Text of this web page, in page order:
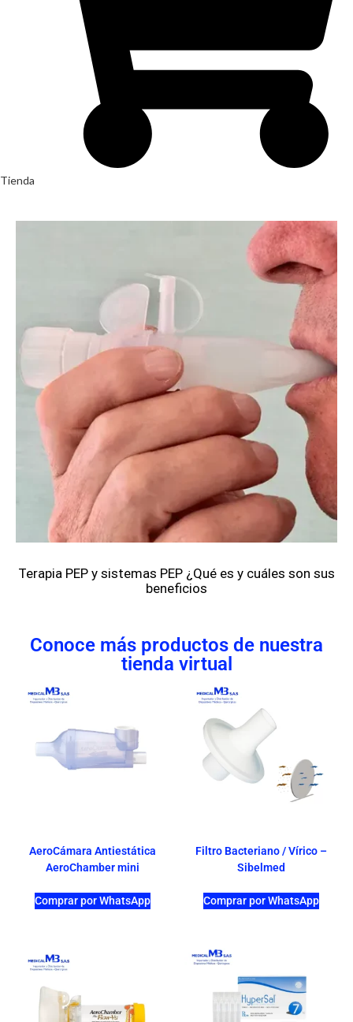
Tienda
Terapia PEP y sistemas PEP ¿Qué es y cuáles son sus
beneficios
Conoce más productos de nuestra
tienda virtual
AeroCámara Antiestática
AeroChamber mini
Comprar por WhatsApp
Filtro Bacteriano / Vírico –
Sibelmed
Comprar por WhatsApp